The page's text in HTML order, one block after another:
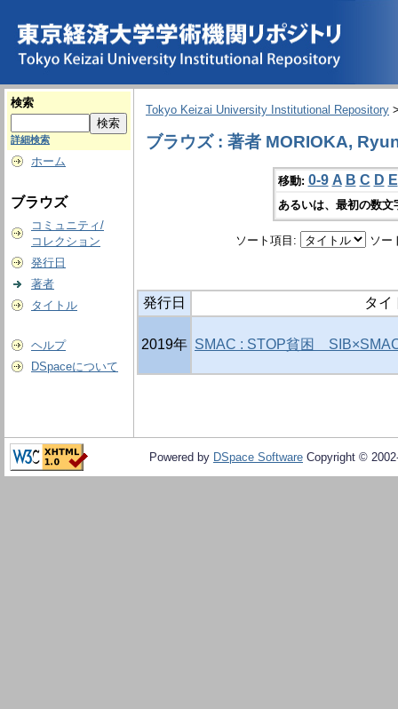
検索
詳細検索
ホーム
ブラウズ
コミュニティ/
コレクション
発行日
著者
タイトル
ヘルプ
DSpaceについて
Tokyo Keizai University Institutional Repository
ブラウズ : 著者 MORIOKA,
移動: 0-9 A B C D E
あるいは、最初の数
ソート項目: ソー
発行日 タイ
2019年 SMAC : STOP貧困
Powered by DSpace Software Copyright ©